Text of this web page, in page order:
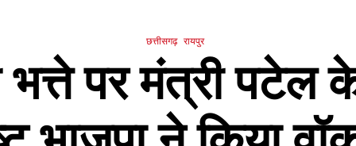
छत्तीसगढ़ रायपुर
भत्ते पर मंत्री